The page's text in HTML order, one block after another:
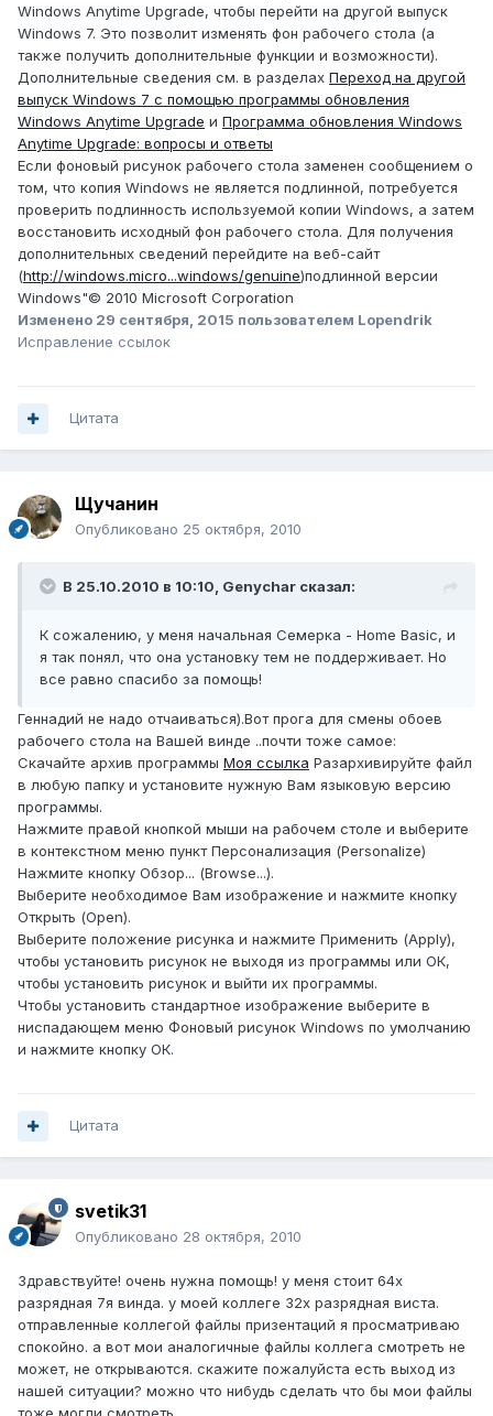
Windows Anytime Upgrade, чтобы перейти на другой выпуск
Windows 7. Это позволит изменять фон рабочего стола (а
также получить дополнительные функции и возможности).
Дополнительные сведения см. в разделах Переход на другой
выпуск Windows 7 с помощью программы обновления
Windows Anytime Upgrade и Программа обновления Windows
Anytime Upgrade: вопросы и ответы
Если фоновый рисунок рабочего стола заменен сообщением о
том, что копия Windows не является подлинной, потребуется
проверить подлинность используемой копии Windows, а затем
восстановить исходный фон рабочего стола. Для получения
дополнительных сведений перейдите на веб-сайт
(http://windows.micro...windows/genuine)подлинной версии
Windows"© 2010 Microsoft Corporation
Изменено 29 сентября, 2015 пользователем Lopendrik
Исправление ссылок
Цитата
Щучанин
Опубликовано 25 октября, 2010
В 25.10.2010 в 10:10, Genychar сказал:
К сожалению, у меня начальная Семерка - Home Basic, и
я так понял, что она установку тем не поддерживает. Но
все равно спасибо за помощь!
Геннадий не надо отчаиваться).Вот прога для смены обоев
рабочего стола на Вашей винде ..почти тоже самое:
Скачайте архив программы Моя ссылка Разархивируйте файл
в любую папку и установите нужную Вам языковую версию
программы.
Нажмите правой кнопкой мыши на рабочем столе и выберите
в контекстном меню пункт Персонализация (Personalize)
Нажмите кнопку Обзор... (Browse...).
Выберите необходимое Вам изображение и нажмите кнопку
Открыть (Open).
Выберите положение рисунка и нажмите Применить (Apply),
чтобы установить рисунок не выходя из программы или ОК,
чтобы установить рисунок и выйти их программы.
Чтобы установить стандартное изображение выберите в
ниспадающем меню Фоновый рисунок Windows по умолчанию
и нажмите кнопку ОК.
Цитата
svetik31
Опубликовано 28 октября, 2010
Здравствуйте! очень нужна помощь! у меня стоит 64х
разрядная 7я винда. у моей коллеге 32х разрядная виста.
отправленные коллегой файлы призентаций я просматриваю
спокойно. а вот мои аналогичные файлы коллега смотреть не
может, не открываются. скажите пожалуйста есть выход из
нашей ситуации? можно что нибудь сделать что бы мои файлы